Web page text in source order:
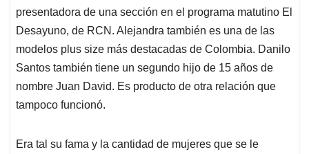
presentadora de una sección en el programa matutino El
Desayuno, de RCN. Alejandra también es una de las
modelos plus size más destacadas de Colombia. Danilo
Santos también tiene un segundo hijo de 15 años de
nombre Juan David. Es producto de otra relación que
tampoco funcionó.
Era tal su fama y la cantidad de mujeres que se le